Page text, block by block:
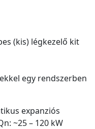
(kis) légkezelő kit
egy rendszerben
expanziós
~25 – 120 kW